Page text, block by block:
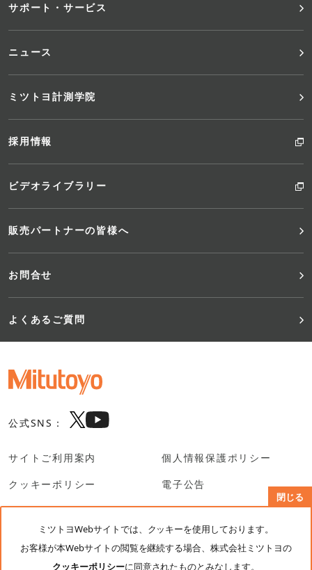
ー
サポート・サービス
ニュース
ミツトヨ計測学院
採用情報
ビデオライブラリー
販売パートナーの皆様へ
お問合せ
よくあるご質問
公式SNS：
サイトご利用案内
個人情報保護ポリシー
クッキーポリシー
電子公告
SNS利用規約
© Mitutoyo Corporation. All rights reserved.
ミツトヨWebサイトでは、クッキーを使用しております。
お客様が本Webサイトの閲覧を継続する場合、株式会社ミツトヨの
クッキーポリシーに同意されたものとみなします。
閉じる